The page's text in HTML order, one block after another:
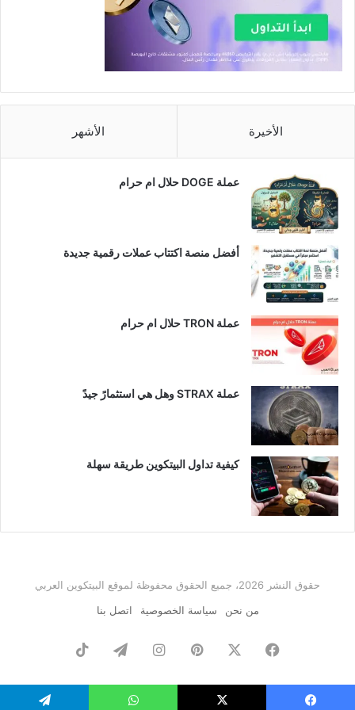
الأخيرة الأشهر
عملة DOGE حلال ام حرام
أفضل منصة اكتتاب عملات رقمية جديدة
عملة TRON حلال ام حرام​
عملة STRAX وهل هي استثمارً جيدً
كيفية تداول البيتكوين طريقة سهلة
حقوق النشر 2026، جميع الحقوق محفوظة لموقع البيتكوين العربي
من نحن
سياسة الخصوصية اتصل بنا
فيسبوك بينتيريستانستقرامتيلقرام